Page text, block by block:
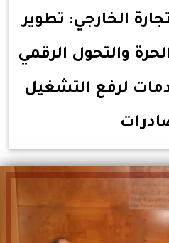
الخارجي: تطوير
والتحول الرقمي
لرفع التشغيل